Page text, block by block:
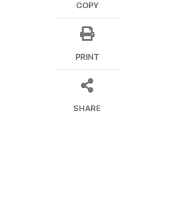
COPY
PRINT
SHARE